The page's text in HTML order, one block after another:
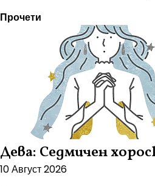
Прочети
Дева: Седмичен
10 Август 2026